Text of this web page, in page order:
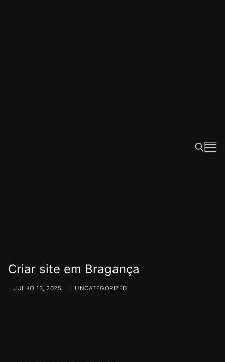
Criar site em Bragança
JULHO 13, 2025 UNCATEGORIZED